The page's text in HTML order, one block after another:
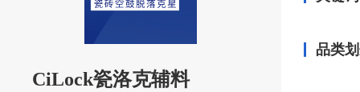
CiLock瓷洛克辅料
品类